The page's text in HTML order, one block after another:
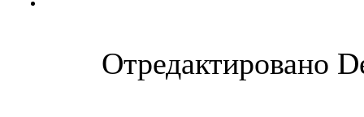
Отредактировано